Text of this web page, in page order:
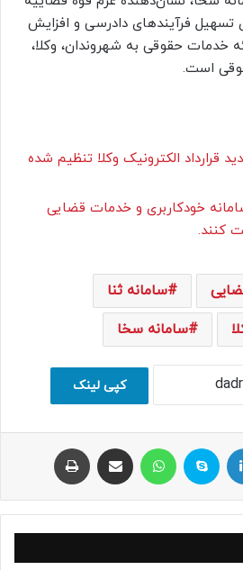
تسهیل فرآیندهای دادرسی و افزایش
خدمات حقوقی به شهروندان، وکلا،
است.
قرارداد الکترونیک وکلا تنظیم شده
خودکاربری و خدمات قضایی
کنند.
سامانه ثنا
سامانه سخا
کپی لینک
لینکداین اسکایپ واتس آپ اشتراک با ایمیل